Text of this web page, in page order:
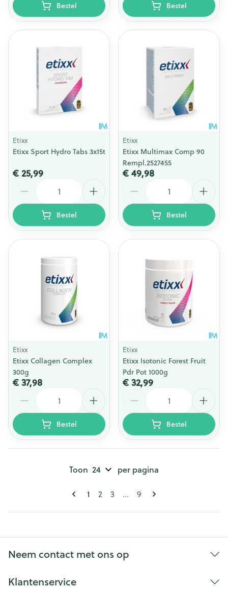
Bestel Bestel
Etixx
Etixx Sport Hydro Tabs 3x15t
€ 25,99
Bestel
Etixx
Etixx Multimax Comp 90
Rempl.2527455
€ 49,98
Bestel
Etixx
Etixx Collagen Complex
300g
€ 37,98
Bestel
Etixx
Etixx Isotonic Forest Fruit
Pdr Pot 1000g
€ 32,99
Bestel
Pagina's
U lees momenteel pagina
1 Pagina
2 Pagina
3 ... Pagina
9
Toon per pagina
Neem contact met ons op
Klantenservice